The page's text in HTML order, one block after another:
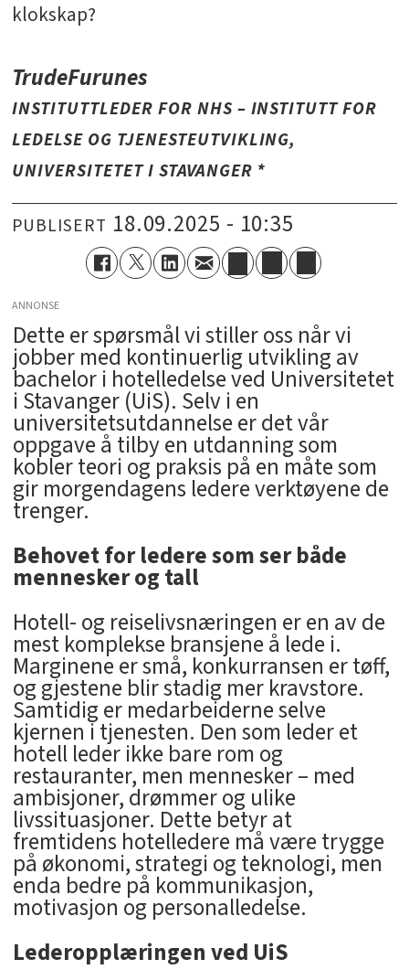
klokskap?
TrudeFurunes
INSTITUTTLEDER FOR NHS – INSTITUTT FOR
LEDELSE OG TJENESTEUTVIKLING,
UNIVERSITETET I STAVANGER *
PUBLISERT 18.09.2025 - 10:35
ANNONSE
Dette er spørsmål vi stiller oss når vi
jobber med kontinuerlig utvikling av
bachelor i hotelledelse ved Universitetet
i Stavanger (UiS). Selv i en
universitetsutdannelse er det vår
oppgave å tilby en utdanning som
kobler teori og praksis på en måte som
gir morgendagens ledere verktøyene de
trenger.
Behovet for ledere som ser både
mennesker og tall
Hotell- og reiselivsnæringen er en av de
mest komplekse bransjene å lede i.
Marginene er små, konkurransen er tøff,
og gjestene blir stadig mer kravstore.
Samtidig er medarbeiderne selve
kjernen i tjenesten. Den som leder et
hotell leder ikke bare rom og
restauranter, men mennesker – med
ambisjoner, drømmer og ulike
livssituasjoner. Dette betyr at
fremtidens hotelledere må være trygge
på økonomi, strategi og teknologi, men
enda bedre på kommunikasjon,
motivasjon og personalledelse.
Lederopplæringen ved UiS